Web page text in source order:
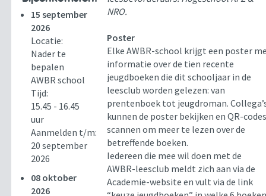
15 september
2026
Locatie:
Nader te
bepalen
AWBR school
Tijd:
15.45 - 16.45
uur
Aanmelden t/m:
20 september
2026
08 oktober
2026
NRO.
Poster
Elke AWBR-school krijgt een poster
informatie over de tien recente
jeugdboeken die dit schooljaar in de
leesclub worden gelezen: van
prentenboek tot jeugdroman.
kunnen de poster bekijken en QR-
scannen om meer te lezen over de
betreffende boeken.
Iedereen die mee wil doen met de
AWBR-leesclub meldt zich aan via de
Academie-website en vult via de link